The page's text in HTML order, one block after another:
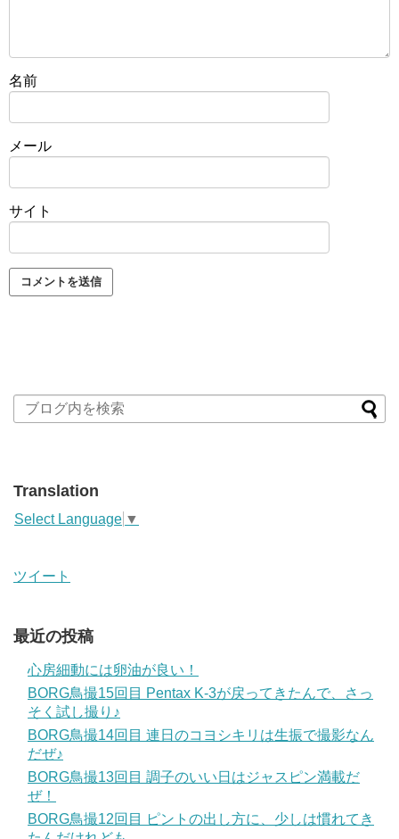
名前
メール
サイト
Translation
Select Language ▼
ツイート
最近の投稿
心房細動には卵油が良い！
BORG鳥撮15回目 Pentax K-3が戻ってきたんで、さっ
そく試し撮り♪
BORG鳥撮14回目 連日のコヨシキリは生振で撮影なん
だぜ♪
BORG鳥撮13回目 調子のいい日はジャスピン満載だ
ぜ！
BORG鳥撮12回目 ピントの出し方に、少しは慣れてき